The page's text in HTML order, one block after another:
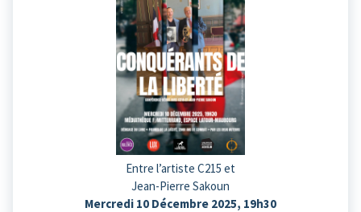
Entre l’artiste C215 et
Jean-Pierre Sakoun
Mercredi 10 Décembre 2025, 19h30